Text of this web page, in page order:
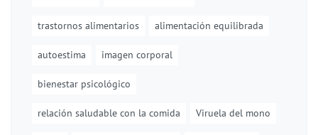
trastornos alimentarios alimentación equilibrada
autoestima imagen corporal
bienestar psicológico
relación saludable con la comida Viruela del mono